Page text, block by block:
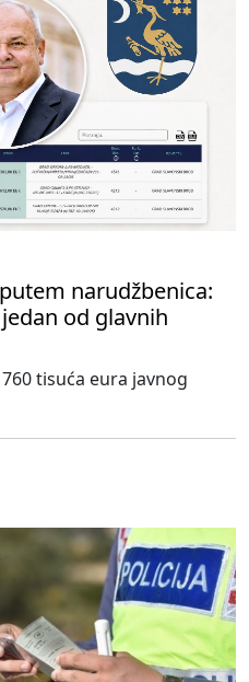
narudžbenica:
od glavnih
760 tisuća eura javnog